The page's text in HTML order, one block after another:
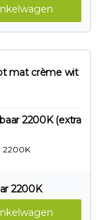
mat crème wit
2200K (extra
2200K
2200K